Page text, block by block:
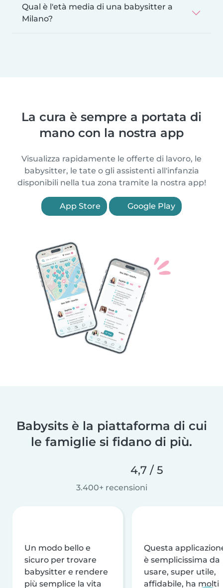
Qual è l'età media di una babysitter a
Milano?
La cura è sempre a portata di
mano con la nostra app
Visualizza rapidamente le offerte di lavoro, le
babysitter, le tate o gli assistenti all'infanzia
disponibili nella tua zona tramite la nostra app!
App Store Google Play
Babysits è la piattaforma di cui
le famiglie si fidano di più.
4,7 / 5
3.400+ recensioni
Un modo bello e
sicuro per trovare
babysitter e rendere
più semplice la vita
Questa
è semplicissima da
usare, super utile,
affidabile, ha molti